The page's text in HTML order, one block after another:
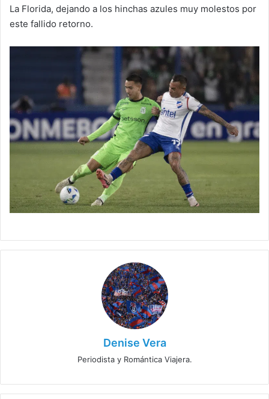
La Florida, dejando a los hinchas azules muy molestos por
este fallido retorno.
Denise Vera
Periodista y Romántica Viajera.